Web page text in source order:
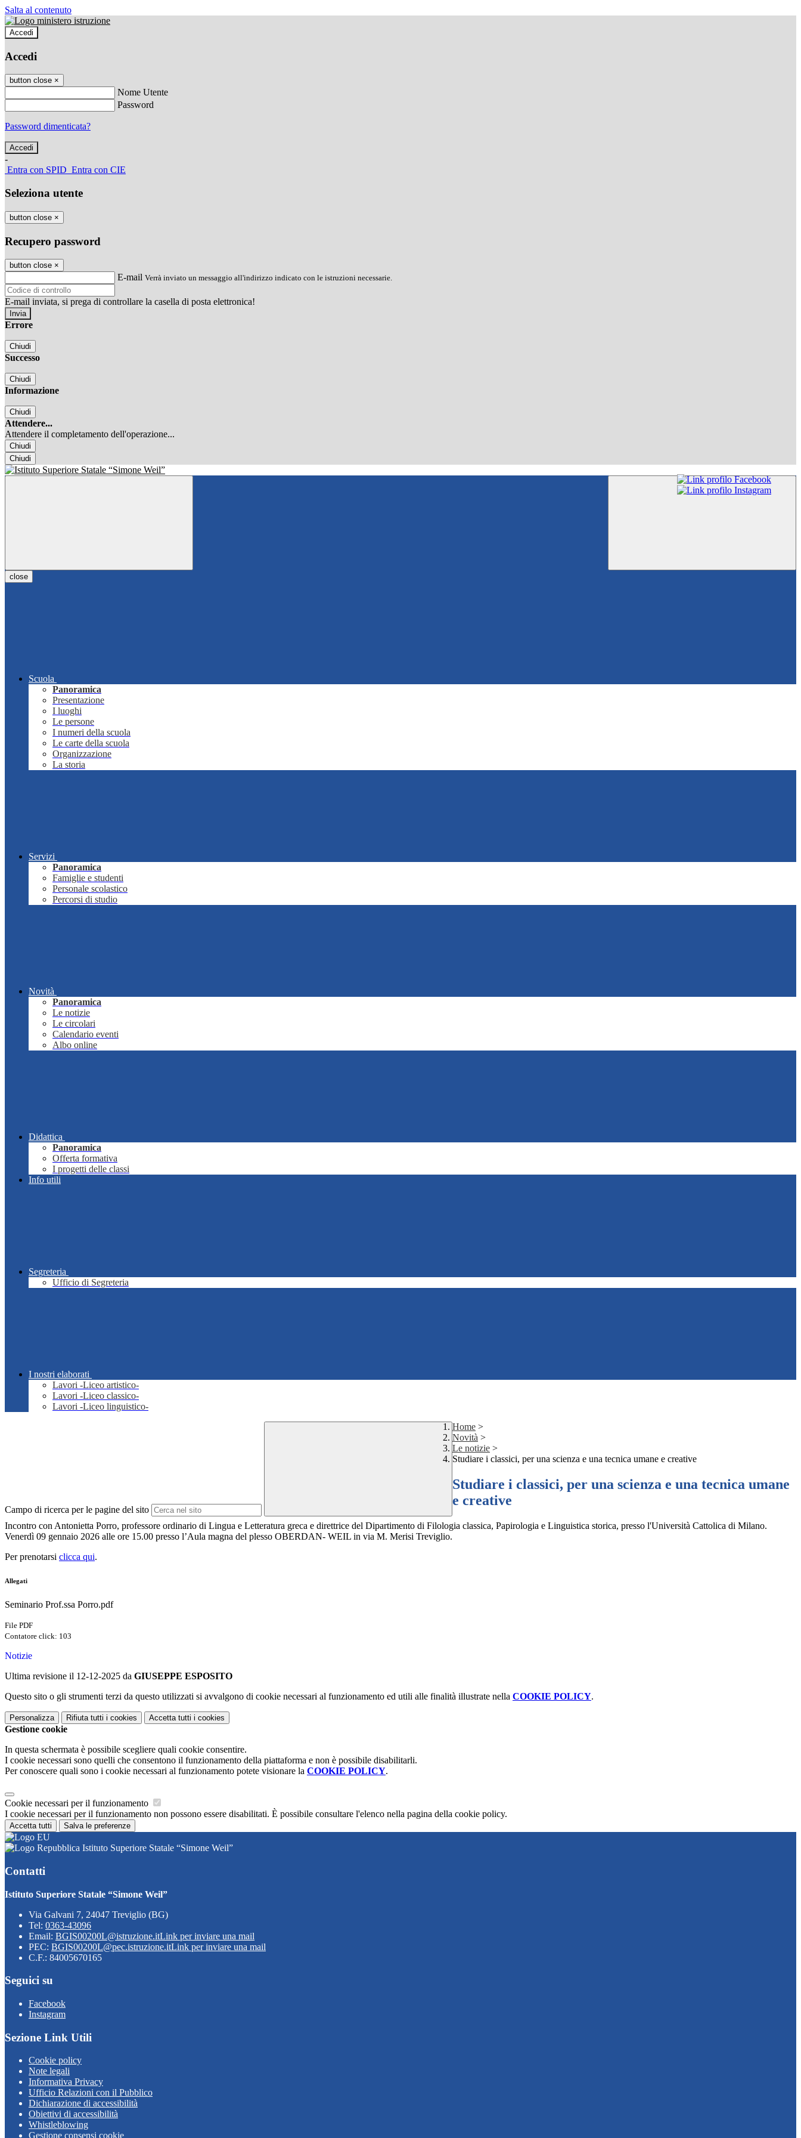
Salta al contenuto
Accedi
Accedi
button close ×
Nome Utente
Password
Password dimenticata?
-
Entra con SPID Entra con CIE
Seleziona utente
button close ×
Recupero password
button close ×
E-mail Verrà inviato un messaggio all'indirizzo indicato con le istruzioni necessarie.
E-mail inviata, si prega di controllare la casella di posta elettronica!
Errore
Chiudi
Successo
Chiudi
Informazione
Chiudi
Attendere...
Attendere il completamento dell'operazione...
Chiudi
Chiudi
close
Scuola
Panoramica
Presentazione
I luoghi
Le persone
I numeri della scuola
Le carte della scuola
Organizzazione
La storia
Servizi
Panoramica
Famiglie e studenti
Personale scolastico
Percorsi di studio
Novità
Panoramica
Le notizie
Le circolari
Calendario eventi
Albo online
Didattica
Panoramica
Offerta formativa
I progetti delle classi
Info utili
Segreteria
Ufficio di Segreteria
I nostri elaborati
Lavori -Liceo artistico-
Lavori -Liceo classico-
Lavori -Liceo linguistico-
Campo di ricerca per le pagine del sito
Home >
Novità >
Le notizie >
Studiare i classici, per una scienza e una tecnica umane e creative
Studiare i classici, per una scienza e una tecnica umane
e creative
Incontro con Antonietta Porro, professore ordinario di Lingua e Letteratura greca e direttrice del Dipartimento di Filologia classica, Papirologia e Linguistica storica, presso l'Università Cattolica di Milano.
Venerdì 09 gennaio 2026 alle ore 15.00 presso l’Aula magna del plesso OBERDAN- WEIL in via M. Merisi Treviglio.
Per prenotarsi clicca qui.
Allegati
Seminario Prof.ssa Porro.pdf
File PDF
Contatore click: 103
Notizie
Ultima revisione il 12-12-2025 da GIUSEPPE ESPOSITO
Questo sito o gli strumenti terzi da questo utilizzati si avvalgono di cookie necessari al funzionamento ed utili alle finalità illustrate nella COOKIE POLICY.
Personalizza Rifiuta tutti i cookies Accetta tutti i cookies
Gestione cookie
In questa schermata è possibile scegliere quali cookie consentire.
I cookie necessari sono quelli che consentono il funzionamento della piattaforma e non è possibile disabilitarli.
Per conoscere quali sono i cookie necessari al funzionamento potete visionare la COOKIE POLICY.
Cookie necessari per il funzionamento
I cookie necessari per il funzionamento non possono essere disabilitati. È possibile consultare l'elenco nella pagina della cookie policy.
Accetta tutti Salva le preferenze
Istituto Superiore Statale “Simone Weil”
Contatti
Istituto Superiore Statale “Simone Weil”
Via Galvani 7, 24047 Treviglio (BG)
Tel: 0363-43096
Email: BGIS00200L@istruzione.itLink per inviare una mail
PEC: BGIS00200L@pec.istruzione.itLink per inviare una mail
C.F.: 84005670165
Seguici su
Facebook
Instagram
Sezione Link Utili
Cookie policy
Note legali
Informativa Privacy
Ufficio Relazioni con il Pubblico
Dichiarazione di accessibilità
Obiettivi di accessibilità
Whistleblowing
Gestione consensi cookie